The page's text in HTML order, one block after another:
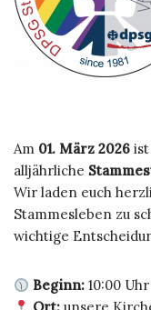
Am 01. März 2026
alljährliche
Wir laden euch
Stammesleben zu
wichtige
Beginn: 10:00 Uhr